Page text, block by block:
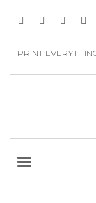
PRINT